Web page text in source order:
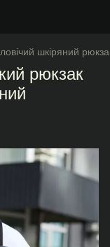
шкіряний
рюкзак